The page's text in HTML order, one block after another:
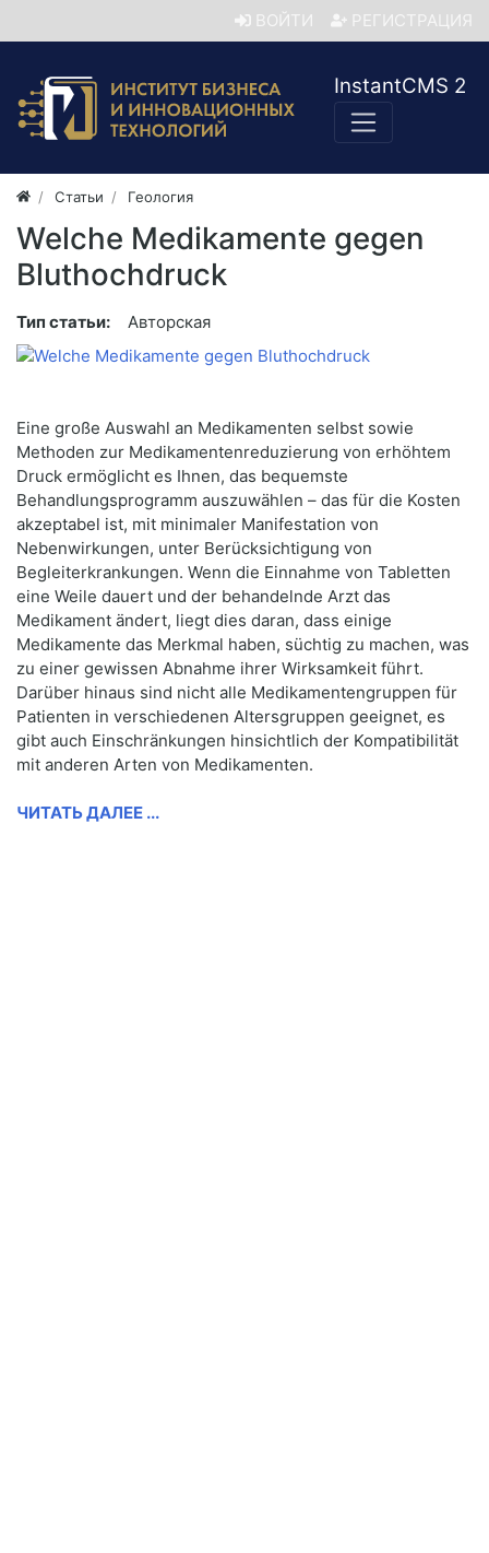
ВОЙТИ РЕГИСТРАЦИЯ
InstantCMS 2
Статьи Геология
Welche Medikamente gegen
Bluthochdruck
Тип статьи: Авторская
Eine große Auswahl an Medikamenten selbst sowie
Methoden zur Medikamentenreduzierung von erhöhtem
Druck ermöglicht es Ihnen, das bequemste
Behandlungsprogramm auszuwählen – das für die Kosten
akzeptabel ist, mit minimaler Manifestation von
Nebenwirkungen, unter Berücksichtigung von
Begleiterkrankungen. Wenn die Einnahme von Tabletten
eine Weile dauert und der behandelnde Arzt das
Medikament ändert, liegt dies daran, dass einige
Medikamente das Merkmal haben, süchtig zu machen, was
zu einer gewissen Abnahme ihrer Wirksamkeit führt.
Darüber hinaus sind nicht alle Medikamentengruppen für
Patienten in verschiedenen Altersgruppen geeignet, es
gibt auch Einschränkungen hinsichtlich der Kompatibilität
mit anderen Arten von Medikamenten.
ЧИТАТЬ ДАЛЕЕ ...